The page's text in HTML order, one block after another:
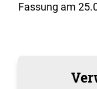
Fassung am